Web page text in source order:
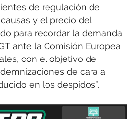
de regulación de
y el precio del
para recordar la demanda
ante la Comisión Europea
con el objetivo de
de cara a
en los despidos”.